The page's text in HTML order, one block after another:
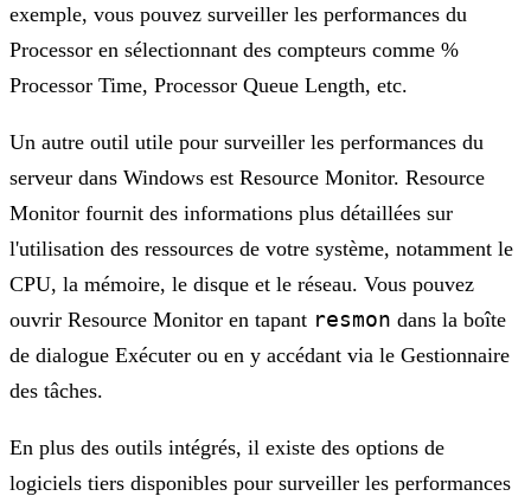
exemple, vous pouvez surveiller les performances du
Processor en sélectionnant des compteurs comme %
Processor Time, Processor Queue Length, etc.
Un autre outil utile pour surveiller les performances du
serveur dans Windows est Resource Monitor. Resource
Monitor fournit des informations plus détaillées sur
l'utilisation des ressources de votre système, notamment le
CPU, la mémoire, le disque et le réseau. Vous pouvez
ouvrir Resource Monitor en tapant resmon dans la boîte
de dialogue Exécuter ou en y accédant via le Gestionnaire
des tâches.
En plus des outils intégrés, il existe des options de
logiciels tiers disponibles pour surveiller les performances